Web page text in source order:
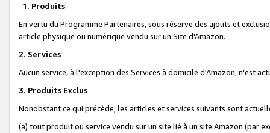
1. Produits
En vertu du Programme Partenaires, sous réserve des ajouts et
article physique ou numérique vendu sur un Site d'Amazon.
2. Services
Aucun service, à l'exception des Services à domicile d'Amazon, n'est
3. Produits Exclus
Nonobstant ce qui précède, les articles et services suivants sont
(a) tout produit ou service vendu sur un site lié à un site Amazon (par